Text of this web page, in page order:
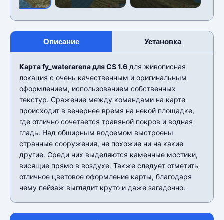
Описание Установка
Карта fy_waterarena для CS 1.6 для живописная
локация с очень качественным и оригинальным
оформлением, использованием собственных
текстур. Сражение между командами на карте
происходит в вечернее время на некой площадке,
где отлично сочетается травяной покров и водная
гладь. Над обширным водоемом выстроены
странные сооружения, не похожие ни на какие
другие. Среди них выделяются каменные мостики,
висящие прямо в воздухе. Также следует отметить
отличное цветовое оформление карты, благодаря
чему пейзаж выглядит круто и даже загадочно.